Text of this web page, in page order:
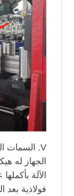
V. السمات الهيكلية الرئيسية:
الجهاز له
فولاذية بعد